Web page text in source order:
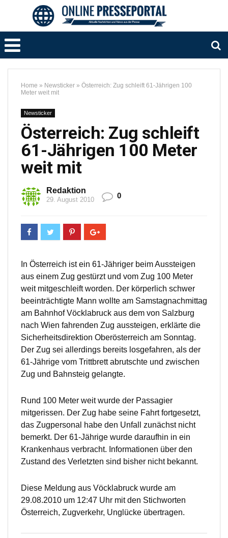
Home » Newsticker » Österreich: Zug schleift 61-Jährigen 100
Meter weit mit
Newsticker
Österreich: Zug schleift
61-Jährigen 100 Meter
weit mit
Redaktion
29. August 2010 0
In Österreich ist ein 61-Jähriger beim Aussteigen
aus einem Zug gestürzt und vom Zug 100 Meter
weit mitgeschleift worden. Der körperlich schwer
beeinträchtigte Mann wollte am Samstagnachmittag
am Bahnhof Vöcklabruck aus dem von Salzburg
nach Wien fahrenden Zug aussteigen, erklärte die
Sicherheitsdirektion Oberösterreich am Sonntag.
Der Zug sei allerdings bereits losgefahren, als der
61-Jährige vom Trittbrett abrutschte und zwischen
Zug und Bahnsteig gelangte.
Rund 100 Meter weit wurde der Passagier
mitgerissen. Der Zug habe seine Fahrt fortgesetzt,
das Zugpersonal habe den Unfall zunächst nicht
bemerkt. Der 61-Jährige wurde daraufhin in ein
Krankenhaus verbracht. Informationen über den
Zustand des Verletzten sind bisher nicht bekannt.
Diese Meldung aus Vöcklabruck wurde am
29.08.2010 um 12:47 Uhr mit den Stichworten
Österreich, Zugverkehr, Unglücke übertragen.